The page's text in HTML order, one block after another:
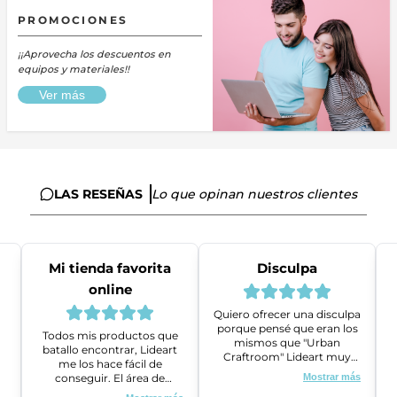
PROMOCIONES
¡¡Aprovecha los descuentos en
equipos y materiales!!
Ver más
LAS RESEÑAS Lo que opinan nuestros clientes
Mi tienda favorita
online
Todos mis productos que
batallo encontrar, Lideart
me los hace fácil de
conseguir. El área de
ventas es super amable y
Disculpa
Quiero ofrecer una disculpa
porque pensé que eran los
mismos que "Urban
Craftroom" Lideart muy
amables me ayudaron a
gestionar un problema que
Mostrar más